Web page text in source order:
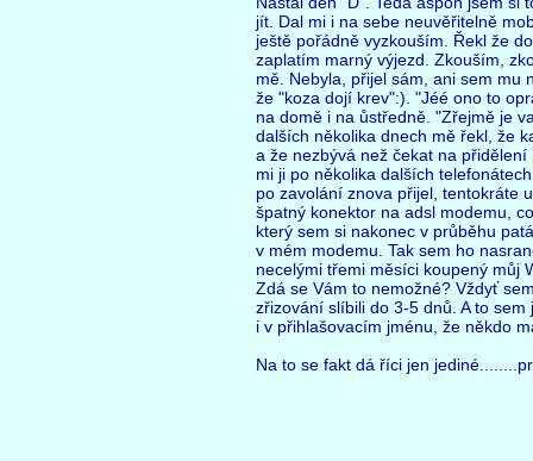
jít. Dal mi i na sebe neuvěřitelně
ještě pořádně vyzkouším. Řekl že
zaplatím marný výjezd. Zkouším,
mě. Nebyla, přijel sám, ani sem mu
že "koza dojí krev":). "Jéé ono to
na domě i na ůstředně. "Zřejmě je
dalších několika dnech mě řekl, že
a že nezbývá než čekat na
mi ji po několika dalších
po zavolání znova přijel, tentokráte
špatný konektor na adsl modemu,
který sem si nakonec v průběhu
v mém modemu. Tak sem ho
necelými třemi měsíci koupený můj
Zdá se Vám to nemožné? Vždyť
zřizování slíbili do 3-5 dnů. A to
i v přihlašovacím jménu, že někdo
Na to se fakt dá říci jen